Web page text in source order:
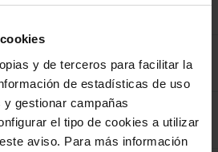
y de terceros para facilitar la
de estadísticas de uso
gestionar campañas
el tipo de cookies a utilizar
aviso. Para más información
en sábado, no tienen por qué darte un día
las vacaciones